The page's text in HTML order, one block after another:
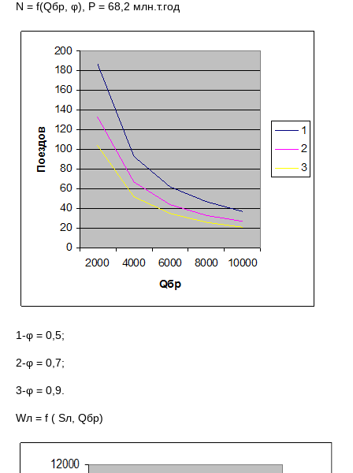
N = f(Qбр, φ), P = 68,2 млн.т.год
1-φ = 0,5;
2-φ = 0,7;
3-φ = 0,9.
Wл = f ( Sл, Qбр)